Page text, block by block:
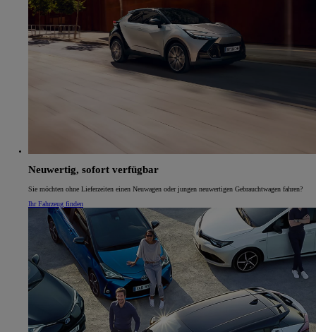
Neuwertig, sofort verfügbar
Sie möchten ohne Lieferzeiten einen Neuwagen oder jungen neuwertigen Gebrauchtwagen fahren?
Ihr Fahrzeug finden